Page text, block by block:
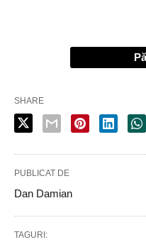
SHARE
PUBLICAT DE
Dan Damian
TAGURI: